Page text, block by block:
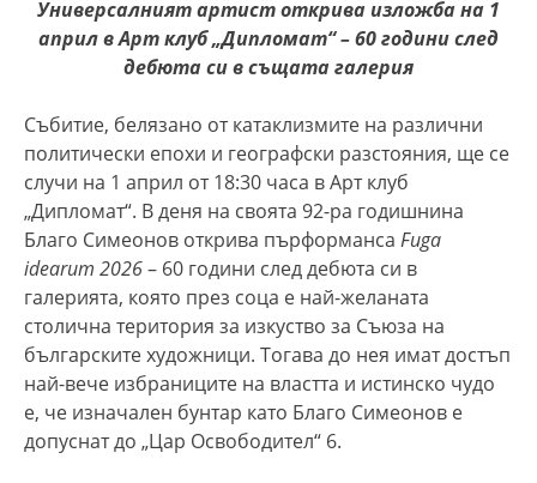
Универсалният артист открива изложба на 1
април в Арт клуб „Дипломат“ – 60 години след
дебюта си в същата галерия
Събитие, белязано от катаклизмите на различни
политически епохи и географски разстояния, ще се
случи на 1 април от 18:30 часа в Арт клуб
„Дипломат“. В деня на своята 92-ра годишнина
Благо Симеонов открива пърформанса Fuga
idearum 2026– 60 години след дебюта си в
галерията, която през соца е най-желаната
столична територия за изкуство за Съюза на
българските художници. Тогава до нея имат достъп
най-вече избраниците на властта и истинско чудо
е, че изначален бунтар като Благо Симеонов е
допуснат до „Цар Освободител“ 6.